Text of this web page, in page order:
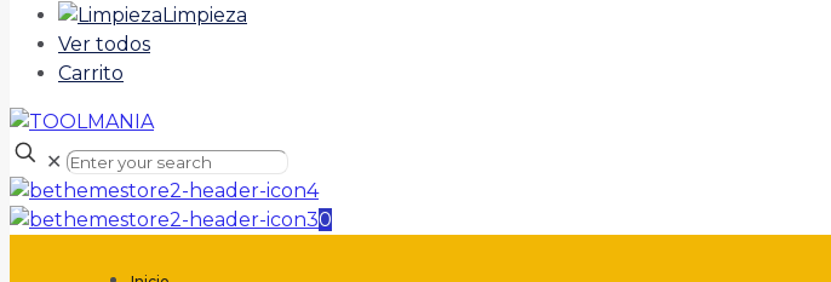
Limpieza
Ver todos
Carrito
✕
0